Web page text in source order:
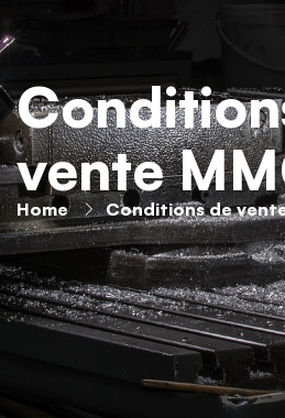
vente
Home Conditions de